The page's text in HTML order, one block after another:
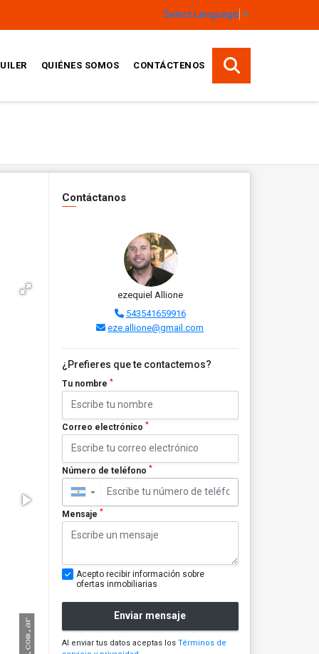
Select Language ▼
QUIÉNES SOMOS CONTÁCTENOS
Contáctanos
ezequiel Allione
543541659916
eze.allione@gmail.com
¿Prefieres que te contactemos?
Tu nombre *
Correo electrónico *
Número de teléfono *
▼
Mensaje *
Acepto recibir información sobre
ofertas inmobiliarias
Enviar mensaje
Al enviar tus datos aceptas los Términos de